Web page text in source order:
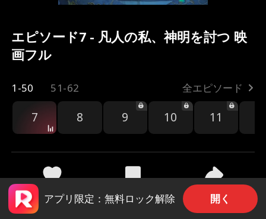
エピソード7 - 凡人の私、神明を討つ 映
画フル
1-50 51-62 全エピソード
7 8 9 10 11
84 2.3k 共有
アプリ限定：無料ロック解除 開く